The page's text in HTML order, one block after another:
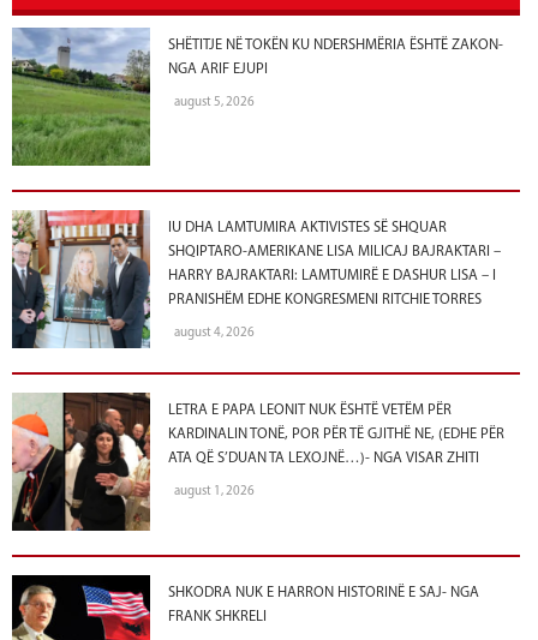
SHËTITJE NË TOKËN KU NDERSHMËRIA ËSHTË ZAKON-
NGA ARIF EJUPI
august 5, 2026
IU DHA LAMTUMIRA AKTIVISTES SË SHQUAR
SHQIPTARO-AMERIKANE LISA MILICAJ BAJRAKTARI –
HARRY BAJRAKTARI: LAMTUMIRË E DASHUR LISA – I
PRANISHËM EDHE KONGRESMENI RITCHIE TORRES
august 4, 2026
LETRA E PAPA LEONIT NUK ËSHTË VETËM PËR
KARDINALIN TONË, POR PËR TË GJITHË NE, (EDHE PËR
ATA QË S’DUAN TA LEXOJNË…)- NGA VISAR ZHITI
august 1, 2026
SHKODRA NUK E HARRON HISTORINË E SAJ- NGA
FRANK SHKRELI